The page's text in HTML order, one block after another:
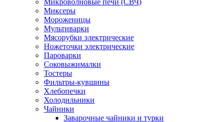
Микроволновые печи (СВЧ)
Миксеры
Мороженицы
Мультиварки
Мясорубки электрические
Ножеточки электрические
Пароварки
Соковыжималки
Тостеры
Фильтры-кувшины
Хлебопечки
Холодильники
Чайники
Заварочные чайники и турки